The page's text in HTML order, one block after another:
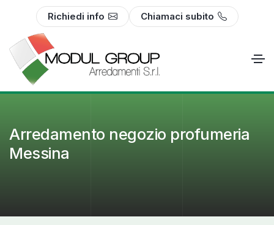
Richiedi info Chiamaci subito
Arredamento negozio profumeria
Messina